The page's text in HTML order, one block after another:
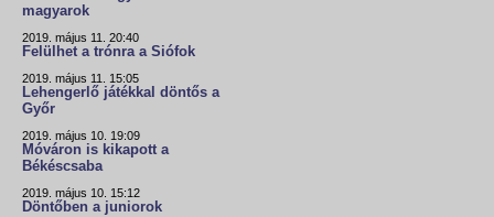
magyarok
2019. május 11. 20:40
Felülhet a trónra a Siófok
2019. május 11. 15:05
Lehengerlő játékkal döntős a
Győr
2019. május 10. 19:09
Móváron is kikapott a
Békéscsaba
2019. május 10. 15:12
Döntőben a juniorok